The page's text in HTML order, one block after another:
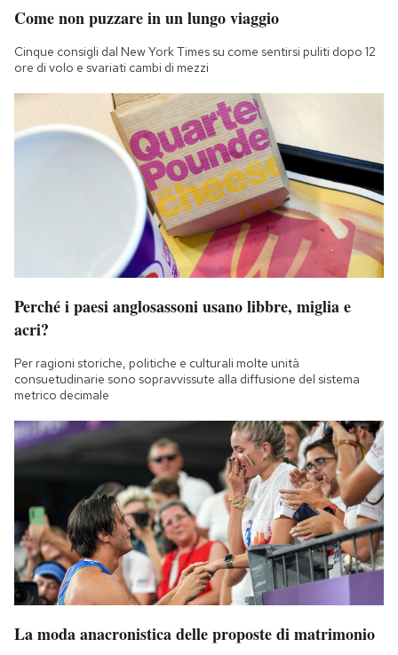
Come non puzzare in un lungo viaggio
Cinque consigli dal New York Times su come sentirsi puliti dopo 12
ore di volo e svariati cambi di mezzi
Perché i paesi anglosassoni usano libbre, miglia e
acri?
Per ragioni storiche, politiche e culturali molte unità
consuetudinarie sono sopravvissute alla diffusione del sistema
metrico decimale
La moda anacronistica delle proposte di matrimonio